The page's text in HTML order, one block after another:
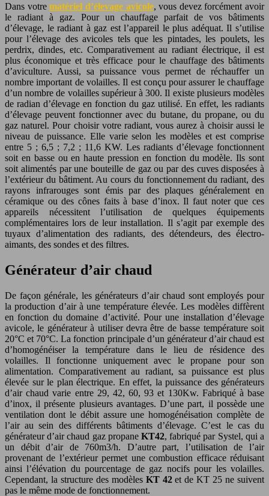
Dans votrematériel d’élevage avicole, vous devez forcément avoir
le radiant à gaz. Pour un chauffage parfait de vos bâtiments
d’élevage, le radiant à gaz est l’appareil le plus adéquat. Il s’utilise
pour l’élevage des avicoles tels que les pintades, les poulets, les
perdrix, dindes, etc. Comparativement au radiant électrique, il est
plus économique et très efficace pour le chauffage des bâtiments
d’aviculture. Aussi, sa puissance vous permet de réchauffer un
nombre important de volailles. Il est conçu pour assurer le chauffage
d’un nombre de volailles supérieur à 300. Il existe plusieurs modèles
de radian d’élevage en fonction du gaz utilisé. En effet, les radiants
d’élevage peuvent fonctionner avec du butane, du propane, ou du
gaz naturel. Pour choisir votre radiant, vous aurez à choisir aussi le
niveau de puissance. Elle varie selon les modèles et est comprise
entre 5 ; 6,5 ; 7,2 ; 11,6 KW. Les radiants d’élevage fonctionnent
soit en basse ou en haute pression en fonction du modèle. Ils sont
soit alimentés par une bouteille de gaz ou par des cuves disposées à
l’extérieur du bâtiment. Au cours du fonctionnement du radiant, des
rayons infrarouges sont émis par des plaques généralement en
céramique ou des cônes faits à base d’inox. Il faut noter que ces
appareils nécessitent l’utilisation de quelques équipements
complémentaires lors de leur installation. Il s’agit par exemple des
tuyaux d’alimentation des radiants, des détendeurs, des électro-
aimants, des sondes et des filtres.
Générateur d’air chaud
De façon générale, les générateurs d’air chaud sont employés pour
la production d’air à une température élevée. Les modèles diffèrent
en fonction du domaine d’activité. Pour une installation d’élevage
avicole, le générateur à utiliser devra être de basse température soit
20°C et 70°C. La fonction principale d’un générateur d’air chaud est
d’homogénéiser la température dans le lieu de résidence des
volailles. Il fonctionne uniquement avec le propane pour son
alimentation. Comparativement au radiant, sa puissance est plus
élevée sur le plan électrique. En effet, la puissance des générateurs
d’air chaud varie entre 29, 42, 60, 93 et 130Kw. Fabriqué à base
d’inox, il présente plusieurs avantages. D’une part, il possède une
ventilation dont le débit assure une homogénéisation complète de
l’air au sein des différents bâtiments d’élevage. C’est le cas du
générateur d’air chaud gaz propane KT42, fabriqué par Systel, qui a
un débit d’air de 760m3/h. D’autre part, l’utilisation de l’air
provenant de l’extérieur permet une combustion efficace réduisant
ainsi l’élévation du pourcentage de gaz nocifs pour les volailles.
Cependant, la structure des modèles KT 42et de KT 25 ne suivent
pas le même mode de fonctionnement.